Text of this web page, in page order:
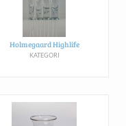
Holmegaard Highlife
KATEGORI